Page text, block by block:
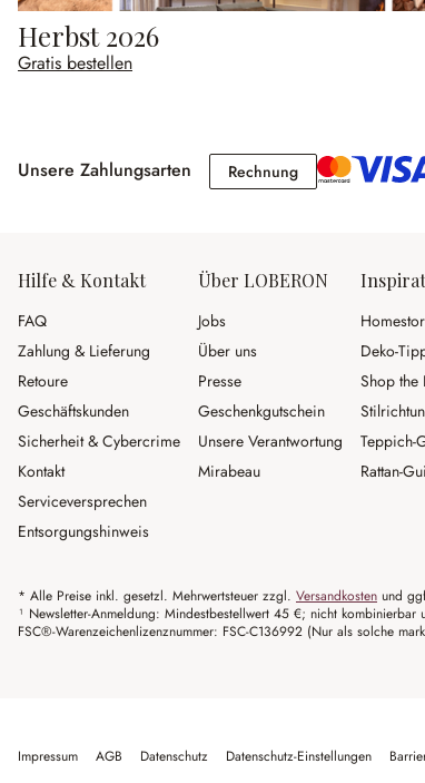
Herbst 2026
Gratis bestellen
Unsere Zahlungsarten RechnungRechnung
Hilfe & Kontakt
FAQ
Zahlung & Lieferung
Retoure
Geschäftskunden
Sicherheit & Cybercrime
Kontakt
Serviceversprechen
Entsorgungshinweis
Über LOBERON
Jobs
Über uns
Presse
Geschenkgutschein
Unsere Verantwortung
Mirabeau
Deko-
Shop the
Teppich-
Rattan-
* Alle Preise inkl. gesetzl. Mehrwertsteuer zzgl. Versandkosten und
¹ Newsletter-Anmeldung: Mindestbestellwert 45 €; nicht
FSC®-Warenzeichenlizenznummer: FSC-C136992 (Nur als solche
Impressum AGB Datenschutz Datenschutz-Einstellungen